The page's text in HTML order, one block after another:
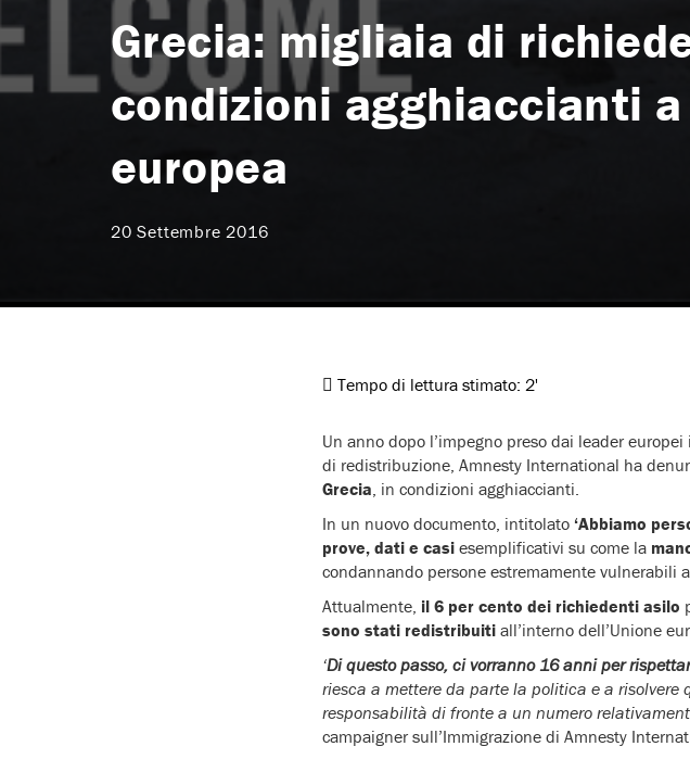
Grecia: migliaia di
condizioni agghiaccianti
europea
20 Settembre 2016
Tempo di lettura stimato: 2'
Un anno dopo l’impegno preso dai leader
di redistribuzione, Amnesty International ha
Grecia, in condizioni agghiaccianti.
In un nuovo documento, intitolato ‘Abbiamo
prove, dati e casi esemplificativi su come la
condannando persone estremamente vulnerabili
Attualmente, il 6 per cento dei richiedenti asilo
sono stati redistribuiti all’interno dell’Unione
‘Di questo passo, ci vorranno 16 anni per
riesca a mettere da parte la politica e a
responsabilità di fronte a un numero
campaigner sull’Immigrazione di Amnesty